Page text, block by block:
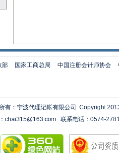
部 国家工商总局 中国注册会计师协会
有：宁波代理记帐有限公司 Copyright
chai315@163.com 联系电话：0574-